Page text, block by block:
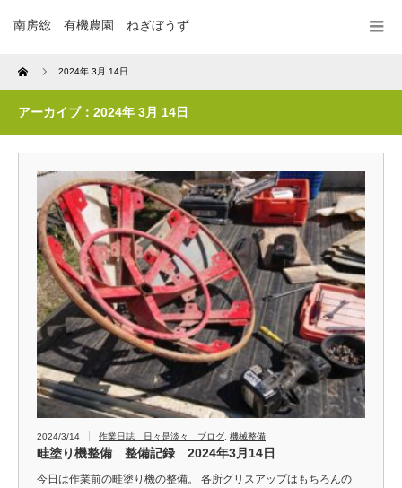
南房総 有機農園 ねぎぼうず
Home 2024年 3月 14日
アーカイブ：2024年 3月 14日
2024/3/14 作業日誌 日々是淡々 ブログ 機械整備
畦塗り機整備 整備記録 2024年3月14日
今日は作業前の畦塗り機の整備。 各所グリスアップはもちろんの